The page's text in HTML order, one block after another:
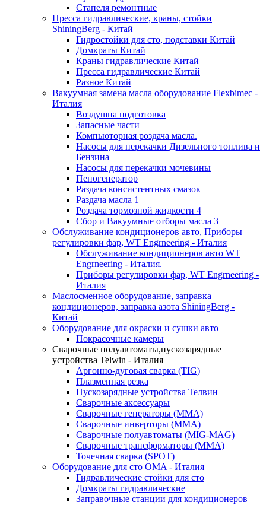
Стапеля ремонтные
Пресса гидравлические, краны, стойки
ShiningBerg - Китай
Гидростойки для сто, подставки Китай
Домкраты Китай
Краны гидравлические Китай
Пресса гидравлические Китай
Разное Китай
Вакуумная замена масла оборудование Flexbimeс -
Италия
Воздушна подготовка
Запасные части
Компьюторная роздача масла.
Насосы для перекачки Дизельного топлива и
Бензина
Насосы для перекачки мочевины
Пеногенератор
Раздача консистентных смазок
Раздача масла 1
Роздача тормозной жидкости 4
Сбор и Вакуумные отборы масла 3
Обслуживание кондиционеров авто, Приборы
регулировки фар, WT Engrneering - Италия
Обслуживание кондиционеров авто WT
Engrneering - Италия.
Приборы регулировки фар, WT Engrneering -
Италия
Маслосменное оборудование, заправка
кондиционеров, заправка азота ShiningBerg -
Китай
Оборудование для окраски и сушки авто
Покрасочные камеры
Сварочные полуавтоматы,пускозарядные
устройства Telwin - Италия
Аргонно-дуговая сварка (TIG)
Плазменная резка
Пускозарядные устройства Телвин
Сварочные аксессуары
Сварочные генераторы (MMA)
Сварочные инверторы (MMA)
Сварочные полуавтоматы (MIG-MAG)
Сварочные трансформаторы (MMA)
Точечная сварка (SPOT)
Оборудование для сто OMA - Италия
Гидравлические стойки для сто
Домкраты гидравлические
Заправочные станции для кондиционеров